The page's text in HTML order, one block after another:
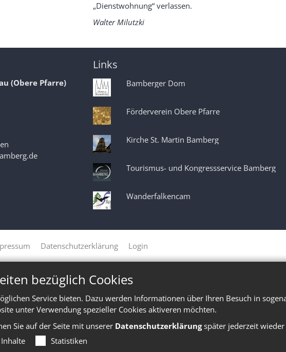
bezüglich Cookies
Service bieten. Dazu werden Informationen über Ihren Besuch in
unter Verwendung spezieller Cookies aktiveren möchten.
Sie auf der Seite mit unserer Datenschutzerklärungspäter jederzeit wieder
Statistiken
„Dienstwohnung“ verlassen.
Walter Milutzki
(Obere Pfarre)
Links
Bamberger Dom
Förderverein Obere Pfarre
Kirche St. Martin Bamberg
Tourismus- und Kongressservice Bamberg
Wanderfalkencam
Datenschutzerklärung Login